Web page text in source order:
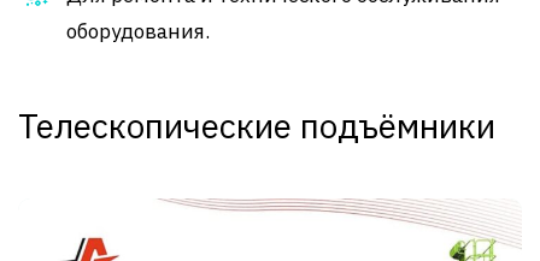
оборудования.
Телескопические подъёмники